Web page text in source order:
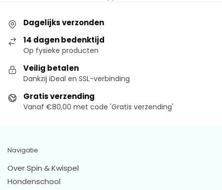
Dagelijks verzonden
14 dagen bedenktijd
Op fysieke producten
Veilig betalen
Dankzij iDeal en SSL-verbinding
Gratis verzending
Vanaf €80,00 met code 'Gratis verzending'
Navigatie
Over Spin & Kwispel
Hondenschool